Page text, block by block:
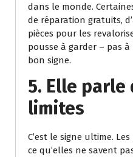
dans le monde.
de réparation gratuits,
pièces pour les
pousse à garder – pas
bon signe.
5. Elle parle
limites
C’est le signe ultime.
ce qu’elles ne savent